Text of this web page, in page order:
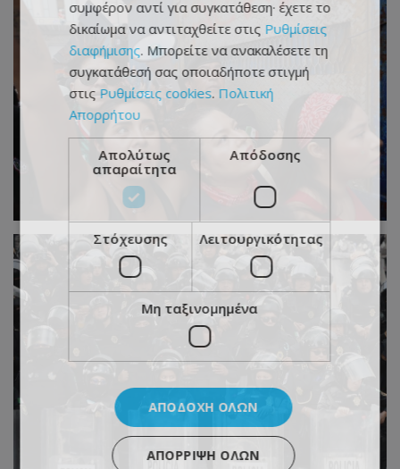
συμφέρον αντί για συγκατάθεση· έχετε το
δικαίωμα να αντιταχθείτε στις Ρυθμίσεις
διαφήμισης. Μπορείτε να ανακαλέσετε τη
συγκατάθεσή σας οποιαδήποτε στιγμή
στις Ρυθμίσεις cookies. Πολιτική
Απορρήτου
Απολύτως
απαραίτητα
Απόδοσης
Στόχευσης Λειτουργικότητας
Μη ταξινομημένα
ΑΠΟΔΟΧΉ ΌΛΩΝ
ΑΠΌΡΡΙΨΗ ΌΛΩΝ